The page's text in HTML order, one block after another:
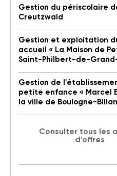
Gestion du périscolaire
Creutzwald
Gestion et exploitation
accueil « La Maison de
Saint-Philbert-de-
Gestion de
petite enfance « Marcel
la ville de Boulogne-
Consulter tous les
d'offres